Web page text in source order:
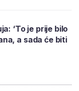
‘To je prije bilo
a sada će biti